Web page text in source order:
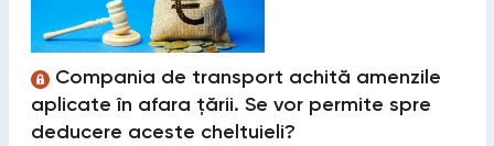
Compania de transport achită amenzile
aplicate în afara țării. Se vor permite spre
deducere aceste cheltuieli?